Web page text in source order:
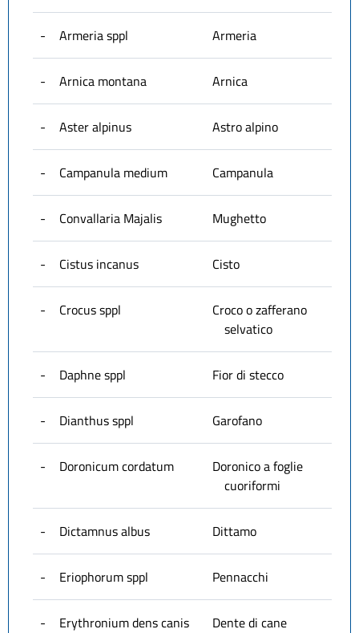
- Armeria sppl Armeria
- Arnica montana Arnica
- Aster alpinus Astro alpino
- Campanula medium Campanula
- Convallaria Majalis Mughetto
- Cistus incanus Cisto
- Crocus sppl
Croco o zafferano
selvatico
- Daphne sppl Fior di stecco
- Dianthus sppl Garofano
- Doronicum cordatum
Doronico a foglie
cuoriformi
- Dictamnus albus Dittamo
- Eriophorum sppl Pennacchi
- Erythronium dens canis Dente di cane